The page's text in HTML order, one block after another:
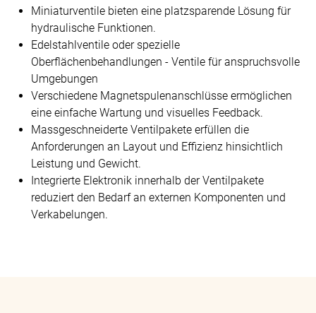
Miniaturventile bieten eine platzsparende Lösung für
hydraulische Funktionen.
Edelstahlventile oder spezielle
Oberflächenbehandlungen - Ventile für anspruchsvolle
Umgebungen
Verschiedene Magnetspulenanschlüsse ermöglichen
eine einfache Wartung und visuelles Feedback.
Massgeschneiderte Ventilpakete erfüllen die
Anforderungen an Layout und Effizienz hinsichtlich
Leistung und Gewicht.
Integrierte Elektronik innerhalb der Ventilpakete
reduziert den Bedarf an externen Komponenten und
Verkabelungen.